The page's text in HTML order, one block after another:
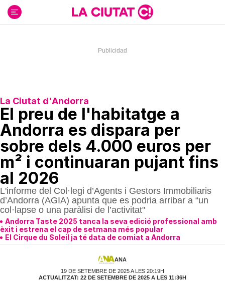
contenido
La Ciutat d'Andorra
El preu de l'habitatge a
Andorra es dispara per
sobre dels 4.000 euros per
m² i continuaran pujant fins
al 2026
L'informe del Col·legi d’Agents i Gestors Immobiliaris
d’Andorra (AGIA) apunta que es podria arribar a “un
col·lapse o una paràlisi de l’activitat"
Andorra Taste 2025 tanca la seva edició professional amb
èxit i estrena el cap de setmana més popular
El Cirque du Soleil ja té data de comiat a Andorra
ANA
19 DE SETEMBRE DE 2025 A LES 20:19H
ACTUALITZAT: 22 DE SETEMBRE DE 2025 A LES 11:36H